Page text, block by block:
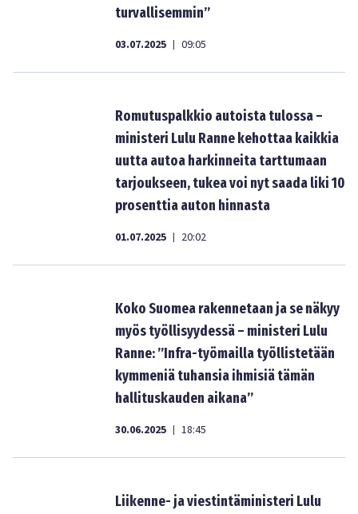
turvallisemmin”
03.07.2025 | 09:05
Romutuspalkkio autoista tulossa –
ministeri Lulu Ranne kehottaa kaikkia
uutta autoa harkinneita tarttumaan
tarjoukseen, tukea voi nyt saada liki 10
prosenttia auton hinnasta
01.07.2025 | 20:02
Koko Suomea rakennetaan ja se näkyy
myös työllisyydessä – ministeri Lulu
Ranne: ”Infra-työmailla työllistetään
kymmeniä tuhansia ihmisiä tämän
hallituskauden aikana”
30.06.2025 | 18:45
Liikenne- ja viestintäministeri Lulu